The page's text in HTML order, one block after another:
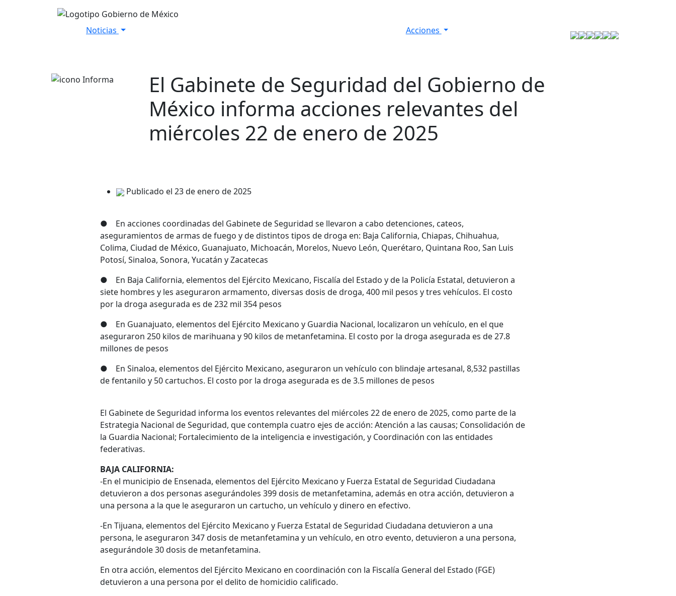
Noticias Acciones
El Gabinete de Seguridad del Gobierno de
México informa acciones relevantes del
miércoles 22 de enero de 2025
Publicado el 23 de enero de 2025
● En acciones coordinadas del Gabinete de Seguridad se llevaron a cabo detenciones, cateos,
aseguramientos de armas de fuego y de distintos tipos de droga en: Baja California, Chiapas, Chihuahua,
Colima, Ciudad de México, Guanajuato, Michoacán, Morelos, Nuevo León, Querétaro, Quintana Roo, San Luis
Potosí, Sinaloa, Sonora, Yucatán y Zacatecas
● En Baja California, elementos del Ejército Mexicano, Fiscalía del Estado y de la Policía Estatal, detuvieron a
siete hombres y les aseguraron armamento, diversas dosis de droga, 400 mil pesos y tres vehículos. El costo
por la droga asegurada es de 232 mil 354 pesos
● En Guanajuato, elementos del Ejército Mexicano y Guardia Nacional, localizaron un vehículo, en el que
aseguraron 250 kilos de marihuana y 90 kilos de metanfetamina. El costo por la droga asegurada es de 27.8
millones de pesos
● En Sinaloa, elementos del Ejército Mexicano, aseguraron un vehículo con blindaje artesanal, 8,532 pastillas
de fentanilo y 50 cartuchos. El costo por la droga asegurada es de 3.5 millones de pesos
El Gabinete de Seguridad informa los eventos relevantes del miércoles 22 de enero de 2025, como parte de la
Estrategia Nacional de Seguridad, que contempla cuatro ejes de acción: Atención a las causas; Consolidación de
la Guardia Nacional; Fortalecimiento de la inteligencia e investigación, y Coordinación con las entidades
federativas.
BAJA CALIFORNIA:
-En el municipio de Ensenada, elementos del Ejército Mexicano y Fuerza Estatal de Seguridad Ciudadana
detuvieron a dos personas asegurándoles 399 dosis de metanfetamina, además en otra acción, detuvieron a
una persona a la que le aseguraron un cartucho, un vehículo y dinero en efectivo.
-En Tijuana, elementos del Ejército Mexicano y Fuerza Estatal de Seguridad Ciudadana detuvieron a una
persona, le aseguraron 347 dosis de metanfetamina y un vehículo, en otro evento, detuvieron a una persona,
asegurándole 30 dosis de metanfetamina.
En otra acción, elementos del Ejército Mexicano en coordinación con la Fiscalía General del Estado (FGE)
detuvieron a una persona por el delito de homicidio calificado.